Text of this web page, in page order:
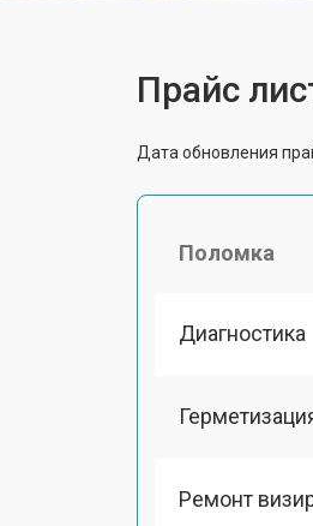
Прайс
Дата обновления
Поломка
Диагностика
Ремонт